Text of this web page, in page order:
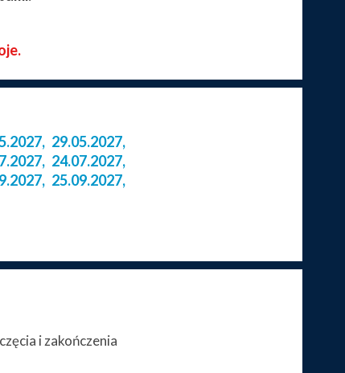
, 29.05.2027,
, 24.07.2027,
, 25.09.2027,
i zakończenia